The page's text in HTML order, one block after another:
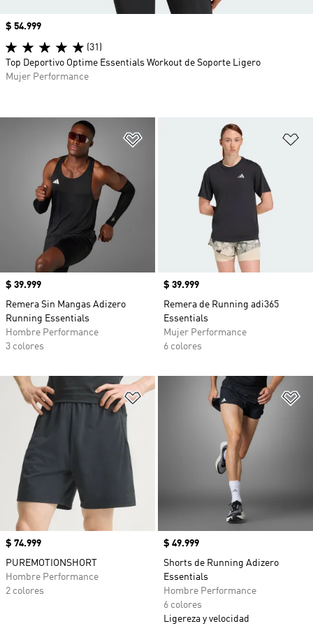
Añadir a la lista de deseos
Precio
$ 39.999
Remera Sin Mangas Adizero
Running Essentials
Hombre Performance
3 colores
Precio
$ 39.999
Remera de Running adi365
Essentials
Mujer Performance
6 colores
Añadir a la lista de deseos
Precio
$ 74.999
PUREMOTIONSHORT
Hombre Performance
2 colores
Precio
$ 49.999
Shorts de Running Adizero
Essentials
Hombre Performance
6 colores
Ligereza y velocidad
Precio
$ 54.999
(31)
Top Deportivo Optime Essentials Workout de Soporte Ligero
Mujer Performance